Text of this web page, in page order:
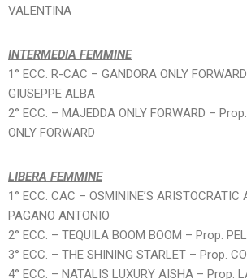
VALENTINA
INTERMEDIA FEMMINE
1° ECC. R-CAC – GANDORA ONLY
GIUSEPPE ALBA
2° ECC. – MAJEDDA ONLY FORWARD –
ONLY FORWARD
LIBERA FEMMINE
1° ECC. CAC – OSMININE’S ARISTOCRATIC
PAGANO ANTONIO
2° ECC. – TEQUILA BOOM BOOM – Prop.
3° ECC. – THE SHINING STARLET – Prop.
4° ECC. – NATALIS LUXURY AISHA – Prop.